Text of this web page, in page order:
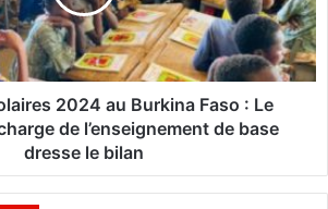
2024 au Burkina Faso : Le
de l’enseignement de base
dresse le bilan